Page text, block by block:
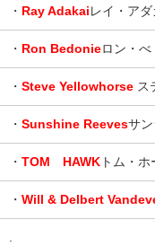
・ Ray Adakaiレイ・アダ
・ Ron Bedonieロン・べ
・ Steve Yellowhorse ス
・ Sunshine Reevesサ
・ TOM HAWK トム・ホ
・ Will & Delbert
.